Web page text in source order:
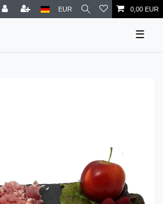
EUR 0,00 EUR
☰